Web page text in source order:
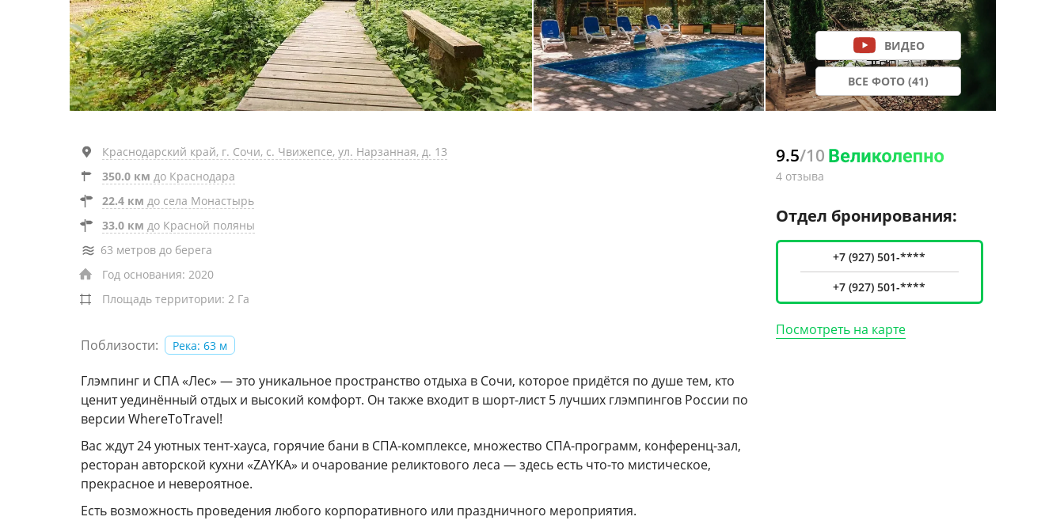
ВИДЕО
ВСЕ ФОТО (41)
Краснодарский край, г. Сочи, с. Чвижепсе, ул. Нарзанная, д. 13
350.0 км до Краснодара
22.4 км до села Монастырь
33.0 км до Красной поляны
63 метров до берега
Год основания: 2020
Площадь территории: 2 Га
Поблизости: Река: 63 м
Глэмпинг и СПА «Лес» — это уникальное пространство отдыха в Сочи, которое придётся по душе тем, кто
ценит уединённый отдых и высокий комфорт. Он также входит в шорт-лист 5 лучших глэмпингов России по
версии WhereToTravel!
Вас ждут 24 уютных тент-хауса, горячие бани в СПА-комплексе, множество СПА-программ, конференц-зал,
ресторан авторской кухни «ZAYKA» и очарование реликтового леса — здесь есть что-то мистическое,
прекрасное и невероятное.
Есть возможность проведения любого корпоративного или праздничного мероприятия.
9.5/10
4 отзыва
Отдел бронирования:
+7 (927) 501-****
+7 (927) 501-****
Посмотреть на карте